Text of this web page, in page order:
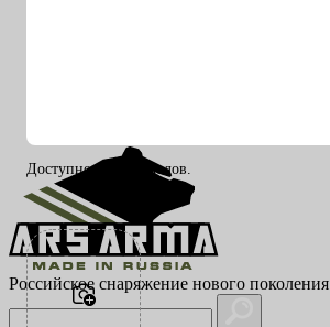
Российское снаряжение нового поколения
Доступно 200 символов.